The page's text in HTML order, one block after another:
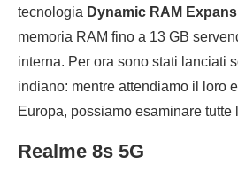
tecnologia Dynamic RAM
memoria RAM fino a 13 GB
interna. Per ora sono stati lanciati
indiano: mentre attendiamo il loro
Europa, possiamo esaminare tutte
Realme 8s 5G